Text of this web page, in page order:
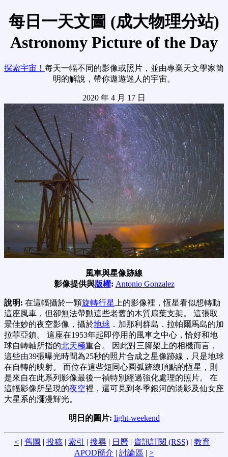
每日一天文圖 (成大物理分站)
Astronomy Picture of the Day
探索宇宙！ 每天一幅不同的影像或照片，並由專業天文學家簡
明的解說，帶你遨遊迷人的宇宙。
2020 年 4 月 17 日
風車與星像跡線
影像提供與版權: Antonio Gonzalez
說明: 在這幅攝於一顆旋轉行星 上的影像裡，恆星看似想轉動
這座風車，但卻無法帶動這些老舊的木質扇葉支架。 這張取
景佳妙的夜空影像，攝於地球 ．加那利群島．拉帕爾馬島的加
拉菲亞鎮。 這座在1953年起即停用的風車之中心，恰好和地
球自轉軸所指的北天極重合。 因此對三腳架上的相機而言，
這些由39張曝光時間為25秒的照片合成之星像跡線，只是地球
在自轉的映射。 而位在這些短同心圓弧跡線頂點的恆星，則
是來自在此系列影像最後一禎特別經過強化處理的照片。 在
這幅影像所呈現的夜空裡，還可見到冬季銀河的淡影及仙女座
大星系的瀰漫輝光。
明日的圖片: light-weekend
< | 舊圖 | 投稿 | 索引 | 搜尋 | 日曆 | 資訊訂閱 (RSS) | 教育 |
APOD簡介 | 討論區 | >